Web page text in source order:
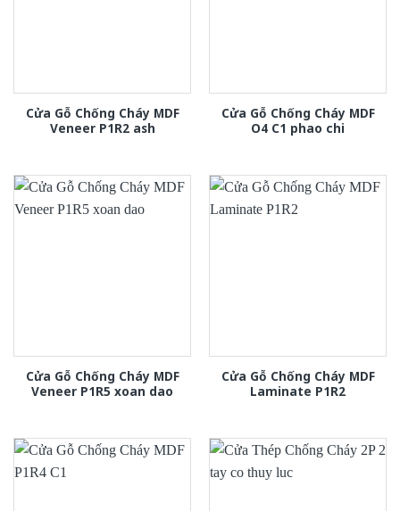
Cửa Gỗ Chống Cháy MDF
Veneer P1R2 ash
Cửa Gỗ Chống Cháy MDF
O4 C1 phao chi
Cửa Gỗ Chống Cháy MDF
Veneer P1R5 xoan dao
Cửa Gỗ Chống Cháy MDF
Laminate P1R2